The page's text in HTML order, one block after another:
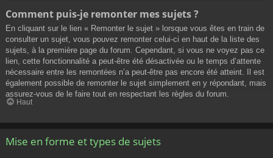
Comment puis-je remonter mes sujets ?
En cliquant sur le lien « Remonter le sujet » lorsque vous êtes en train de
consulter un sujet, vous pouvez remonter celui-ci en haut de la liste des
sujets, à la première page du forum. Cependant, si vous ne voyez pas ce
lien, cette fonctionnalité a peut-être été désactivée ou le temps d’attente
nécessaire entre les remontées n’a peut-être pas encore été atteint. Il est
également possible de remonter le sujet simplement en y répondant, mais
assurez-vous de le faire tout en respectant les règles du forum.
Haut
Mise en forme et types de sujets